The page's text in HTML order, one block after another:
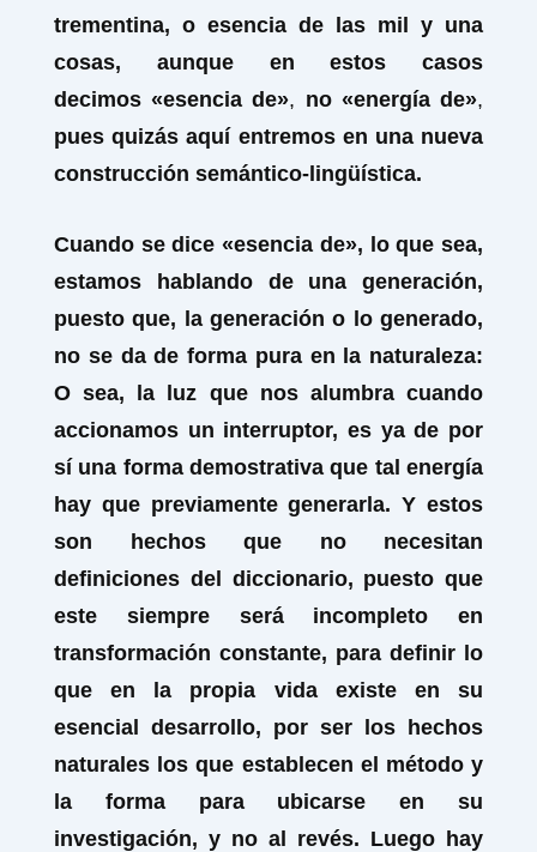
trementina, o esencia de las mil y una
cosas, aunque en estos casos
decimos «esencia de», no «energía de»,
pues quizás aquí entremos en una nueva
construcción semántico-lingüística.
Cuando se dice «esencia de», lo que sea,
estamos hablando de una generación,
puesto que, la generación o lo generado,
no se da de forma pura en la naturaleza:
O sea, la luz que nos alumbra cuando
accionamos un interruptor, es ya de por
sí una forma demostrativa que tal energía
hay que previamente generarla. Y estos
son hechos que no necesitan
definiciones del diccionario, puesto que
este siempre será incompleto en
transformación constante, para definir lo
que en la propia vida existe en su
esencial desarrollo, por ser los hechos
naturales los que establecen el método y
la forma para ubicarse en su
investigación, y no al revés. Luego hay